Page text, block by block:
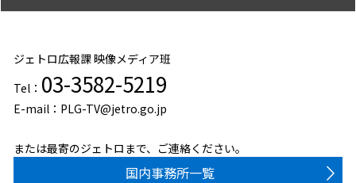
ジェトロ広報課 映像メディア班
Tel： 03-3582-5219
E-mail：PLG-TV@jetro.go.jp
または最寄のジェトロまで、ご連絡ください。
国内事務所一覧